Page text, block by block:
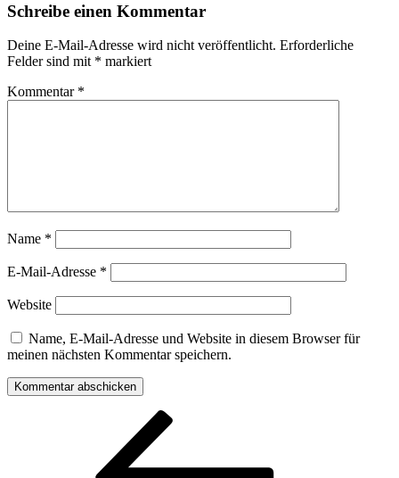
Schreibe einen Kommentar
Deine E-Mail-Adresse wird nicht veröffentlicht. Erforderliche
Felder sind mit * markiert
Kommentar *
Name *
E-Mail-Adresse *
Website
Name, E-Mail-Adresse und Website in diesem Browser für
meinen nächsten Kommentar speichern.
Beitragsnavigation